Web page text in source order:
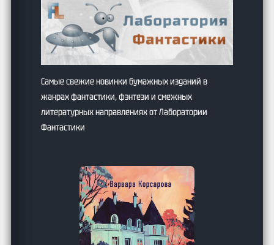
Самые свежие новинки бумажных изданий в
жанрах фантастики, фэнтези и смежных
литературных направлениях от Лаборатории
Фантастики